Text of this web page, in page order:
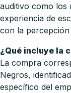
auditivo como los
experiencia de
con la
¿Qué incluye la
La compra
Negros,
específico del